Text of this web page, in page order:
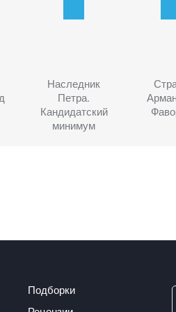
Наследник
Петра.
Кандидатский
минимум
Подборки